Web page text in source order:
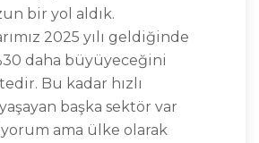
bir yol aldık.
2025 yılı geldiğinde
daha büyüyeceğini
Bu kadar hızlı
başka sektör var
ama ülke olarak